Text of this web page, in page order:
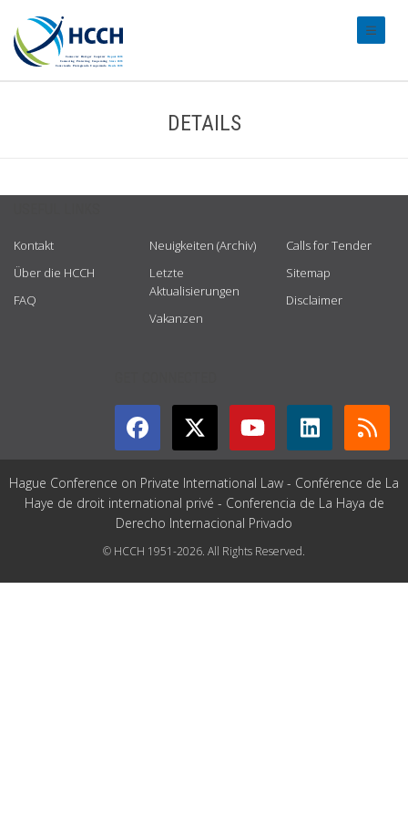
DETAILS
Kontakt
Über die HCCH
FAQ
Neuigkeiten (Archiv)
Letzte
Aktualisierungen
Vakanzen
Calls for Tender
Sitemap
Disclaimer
Hague Conference on Private International Law - Conférence de La
Haye de droit international privé - Conferencia de La Haya de
Derecho Internacional Privado
© HCCH 1951-2026. All Rights Reserved.